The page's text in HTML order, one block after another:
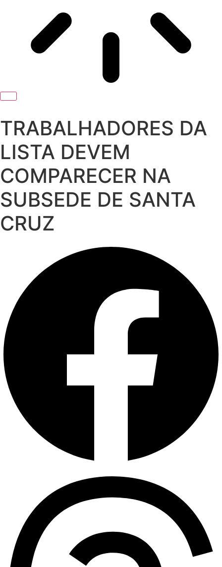
TRABALHADORES DA
LISTA DEVEM
COMPARECER NA
SUBSEDE DE SANTA
CRUZ